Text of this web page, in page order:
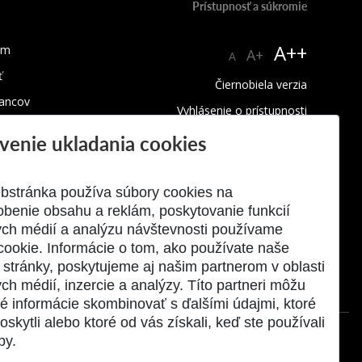
FCHPT
Prístupnosť a súkromie
A A+ A++
Čiernobiela verzia
Vyhlásenie o prístupnosti
Ochrana súkromia a cookies
ukladania cookies
používa súbory cookies na
obsahu a reklám, poskytovanie funkcií
médií a analýzu návštevnosti používame
Informácie o tom, ako používate naše
poskytujeme aj našim partnerom v oblasti
médií, inzercie a analýzy. Títo partneri môžu
informácie skombinovať s ďalšími údajmi, ktoré
alebo ktoré od vás získali, keď ste používali